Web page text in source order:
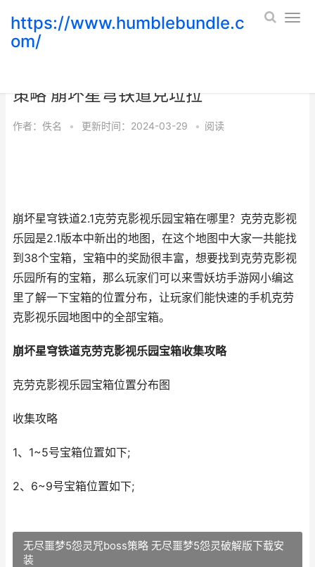
https://www.humblebundle.c
om/
策略 崩坏星穹铁道克垃拉
作者： 佚名 • 更新时间：2024-03-29 • 阅读
崩坏星穹铁道2.1克劳克影视乐园宝箱在哪里？克劳克影视
乐园是2.1版本中新出的地图，在这个地图中大家一共能找
到38个宝箱，宝箱中的奖励很丰富，想要找到克劳克影视
乐园所有的宝箱，那么玩家们可以来雪妖坊手游网小编这
里了解一下宝箱的位置分布，让玩家们能快速的手机克劳
克影视乐园地图中的全部宝箱。
崩坏星穹铁道克劳克影视乐园宝箱收集攻略
克劳克影视乐园宝箱位置分布图
收集攻略
1、1~5号宝箱位置如下;
2、6~9号宝箱位置如下;
无尽噩梦5怨灵咒boss策略 无尽噩梦5怨灵破解版下载安
装